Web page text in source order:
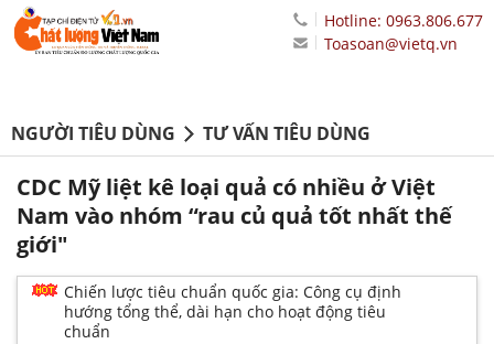
Hotline: 0963.806.677
Toasoan@vietq.vn
NGƯỜI TIÊU DÙNG TƯ VẤN TIÊU DÙNG
CDC Mỹ liệt kê loại quả có nhiều ở Việt
Nam vào nhóm “rau củ quả tốt nhất thế
giới"
Chiến lược tiêu chuẩn quốc gia: Công cụ định
hướng tổng thể, dài hạn cho hoạt động tiêu
chuẩn